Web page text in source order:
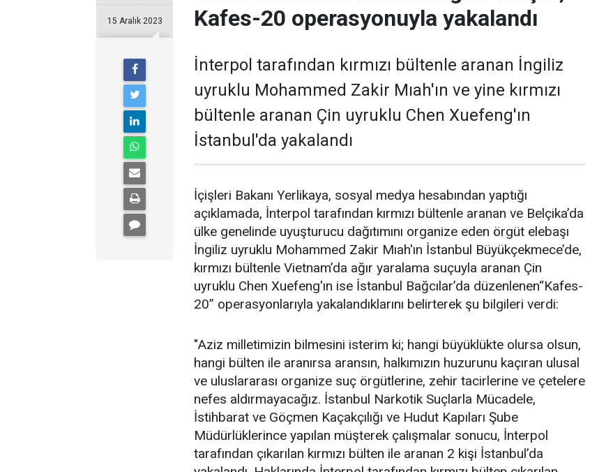
15 Aralık 2023
Kafes-20 operasyonuyla yakalandı
İnterpol tarafından kırmızı bültenle aranan İngiliz
uyruklu Mohammed Zakir Mıah'ın ve yine kırmızı
bültenle aranan Çin uyruklu Chen Xuefeng'ın
İstanbul'da yakalandı
İçişleri Bakanı Yerlikaya, sosyal medya hesabından yaptığı
açıklamada, İnterpol tarafından kırmızı bültenle aranan ve Belçika’da
ülke genelinde uyuşturucu dağıtımını organize eden örgüt elebaşı
İngiliz uyruklu Mohammed Zakir Mıah'ın İstanbul Büyükçekmece’de,
kırmızı bültenle Vietnam’da ağır yaralama suçuyla aranan Çin
uyruklu Chen Xuefeng'ın ise İstanbul Bağcılar’da düzenlenen“Kafes-
20” operasyonlarıyla yakalandıklarını belirterek şu bilgileri verdi:
"Aziz milletimizin bilmesini isterim ki; hangi büyüklükte olursa olsun,
hangi bülten ile aranırsa aransın, halkımızın huzurunu kaçıran ulusal
ve uluslararası organize suç örgütlerine, zehir tacirlerine ve çetelere
nefes aldırmayacağız. İstanbul Narkotik Suçlarla Mücadele,
İstihbarat ve Göçmen Kaçakçılığı ve Hudut Kapıları Şube
Müdürlüklerince yapılan müşterek çalışmalar sonucu, İnterpol
tarafından çıkarılan kırmızı bülten ile aranan 2 kişi İstanbul’da